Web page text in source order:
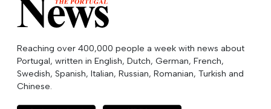
Reaching over 400,000 people a week with news about
Portugal, written in English, Dutch, German, French,
Swedish, Spanish, Italian, Russian, Romanian, Turkish and
Chinese.